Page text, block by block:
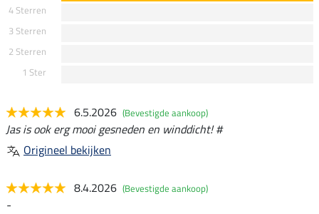
4 Sterren
3 Sterren
2 Sterren
1 Ster
6.5.2026 (Bevestigde aankoop)
Jas is ook erg mooi gesneden en winddicht! #
Origineel bekijken
8.4.2026 (Bevestigde aankoop)
-